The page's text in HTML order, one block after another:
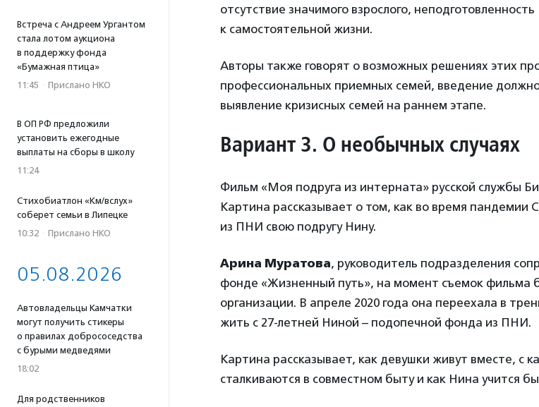
Встреча с Андреем Ургантом
стала лотом аукциона
в поддержку фонда
«Бумажная птица»
11:45 · Прислано НКО
В ОП РФ предложили
установить ежегодные
выплаты на сборы в школу
11:24
Стихобиатлон «Км/вслух»
соберет семьи в Липецке
10:32 · Прислано НКО
05.08.2026
Автовладельцы Камчатки
могут получить стикеры
о правилах добрососедства
с бурыми медведями
18:02
Для родственников
отсутствие значимого взрослого, неподготовленность
к самостоятельной жизни.
Авторы также говорят о возможных решениях этих
профессиональных приемных семей, введение
выявление кризисных семей на раннем этапе.
Вариант 3. О необычных случаях
Фильм «Моя подруга из интерната» русской службы
Картина рассказывает о том, как во время пандемии
из ПНИ свою подругу Нину.
Арина Муратова, руководитель подразделения
фонде «Жизненный путь», на момент съемок фильма
организации. В апреле 2020 года она переехала в
жить с 27-летней Ниной – подопечной фонда из ПНИ.
Картина рассказывает, как девушки живут вместе, с
сталкиваются в совместном быту и как Нина учится